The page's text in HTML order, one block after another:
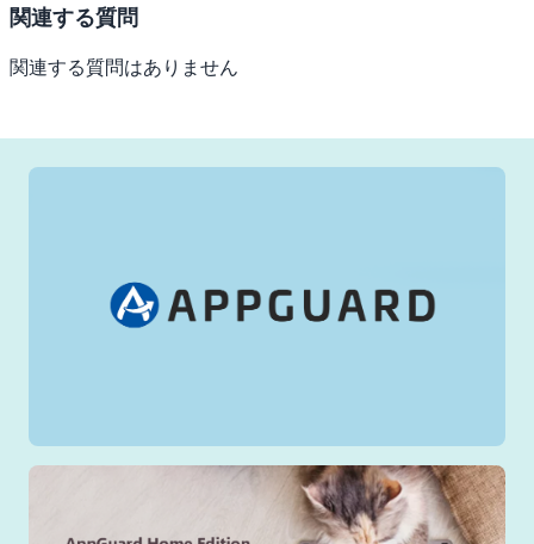
関連する質問
関連する質問はありません